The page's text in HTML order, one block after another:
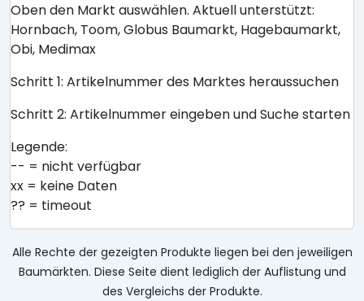
Oben den Markt auswählen. Aktuell unterstützt:
Hornbach, Toom, Globus Baumarkt, Hagebaumarkt,
Obi, Medimax
Schritt 1: Artikelnummer des Marktes heraussuchen
Schritt 2: Artikelnummer eingeben und Suche starten
Legende:
-- = nicht verfügbar
xx = keine Daten
?? = timeout
Alle Rechte der gezeigten Produkte liegen bei den jeweiligen
Baumärkten. Diese Seite dient lediglich der Auflistung und
des Vergleichs der Produkte.